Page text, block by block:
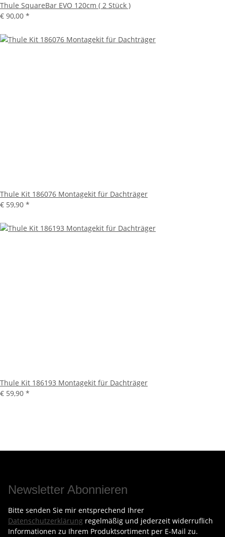
Thule SquareBar EVO 120cm ( 2 Stück )
€ 90,00 *
Thule Kit 186076 Montagekit für Dachträger
€ 59,90 *
Thule Kit 186193 Montagekit für Dachträger
€ 59,90 *
Newsletter Abonnieren
Bitte senden Sie mir entsprechend Ihrer
Datenschutzerklärung regelmäßig und jederzeit widerruflich
Informationen zu Ihrem Produktsortiment per E-Mail zu.